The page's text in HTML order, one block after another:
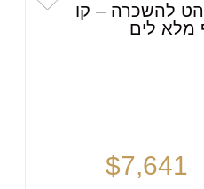
להשכרה – קו
מלא לים
$7,641